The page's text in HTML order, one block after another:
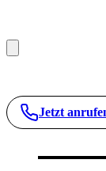
Jetzt